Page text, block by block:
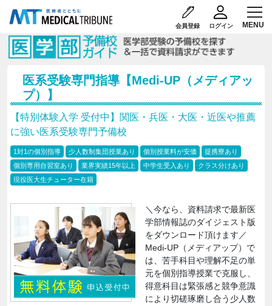
会員登録 ログイン
医系受験専門指導【Medi-UP（メディアッ
プ）】
【特別体験入学 受付中】関医・兵医・大医・近医や推薦
に強い医系受験専門予備校
1対1の個別指導 少人数制集団授業あり 個別授業料が安価
提携寮あり
個別専用自習室あり
業界実績15年以上 中学生受入あり
クラス分けあり
現役医大生チューター在籍
＼今なら、資料請求で最新医
学部情報誌のダイジェスト版
をダウンロード頂けます／
Medi-UP（メディアップ）で
は、苦手科目や理解不足の単
元を個別指導授業で克服し、
得意科目は緊張感と競争意識
により切磋琢磨し合う少人数